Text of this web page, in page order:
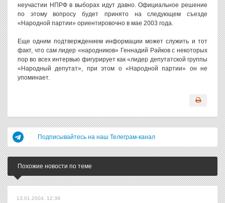
неучастии НПРФ в выборах идут давно. Официальное решение
по этому вопросу будет принято на следующем съезде
«Народной партии» ориентировочно в мае 2003 года.
Еще одним подтверждением информации может служить и тот
факт, что сам лидер «народников» Геннадий Райков с некоторых
пор во всех интервью фигурирует как «лидер депутатской группы
«Народный депутат», при этом о «Народной партии» он не
упоминает.
Подписывайтесь на наш Телеграм-канал
Похожие новости по теме
13.01.2004, 12:39